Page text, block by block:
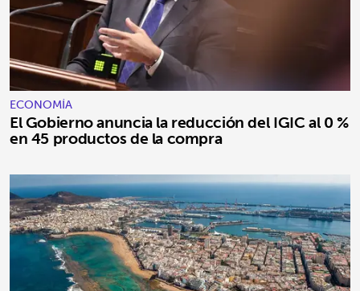
ECONOMÍA
El Gobierno anuncia la reducción del IGIC al 0 %
en 45 productos de la compra